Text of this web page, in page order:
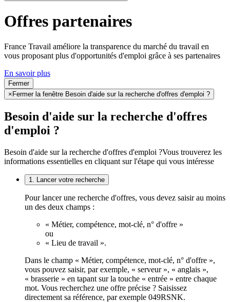
Offres partenaires
France Travail améliore la transparence du marché du travail en
vous proposant plus d'opportunités d'emploi grâce à ses partenaires
En savoir plus
Fermer
× Fermer la fenêtre Besoin d'aide sur la recherche d'offres d'emploi ?
Besoin d'aide sur la recherche d'offres
d'emploi ?
Besoin d'aide sur la recherche d'offres d'emploi ?Vous trouverez les
informations essentielles en cliquant sur l'étape qui vous intéresse
1. Lancer votre recherche
Pour lancer une recherche d'offres, vous devez saisir au moins
un des deux champs :
« Métier, compétence, mot-clé, n° d'offre »
ou
« Lieu de travail ».
Dans le champ « Métier, compétence, mot-clé, n° d'offre »,
vous pouvez saisir, par exemple, « serveur », « anglais »,
« brasserie » en tapant sur la touche « entrée » entre chaque
mot. Vous recherchez une offre précise ? Saisissez
directement sa référence, par exemple 049RSNK.